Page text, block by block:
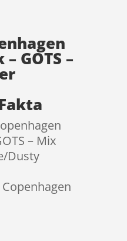
GOTS –
– Mix
Dusty